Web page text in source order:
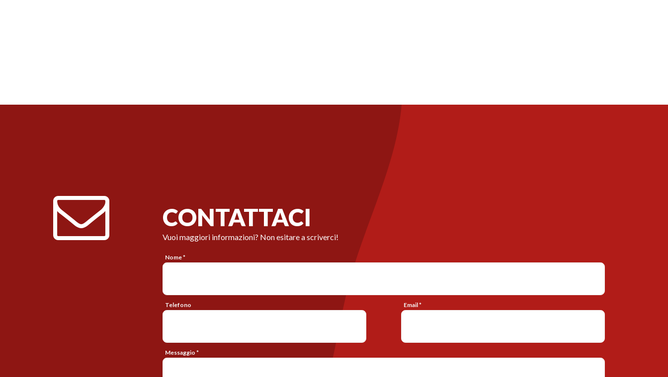
CONTATTACI
Vuoi maggiori informazioni? Non esitare a scriverci!
Nome *
Telefono Email *
Messaggio *